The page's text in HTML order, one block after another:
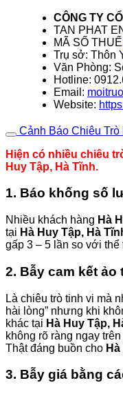
CÔNG TY
TAN PHAT
MÃ SỐ
Trụ sở: Thôn
Văn Phòng:
Hotline:
Email:
Website:
Cảnh Báo Chiêu
Hiện có nhiều chiêu
Huy Tập, Hà Tĩnh.
1. Báo khống số
Nhiều khách hàng Hà
tại Hà Huy Tập, Hà
gấp 3 – 5 lần so với
2. Bẫy cam kết ảo
Là chiêu trò tinh vi mà
hài lòng” nhưng khi
khác tại Hà Huy Tập,
không rõ ràng ngay
Thật đáng buồn cho
3. Bẫy giá bằng